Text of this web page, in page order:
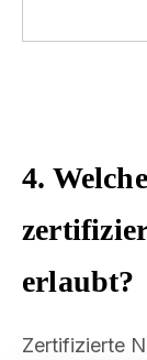
4.
erlaubt?
Zertifizierte